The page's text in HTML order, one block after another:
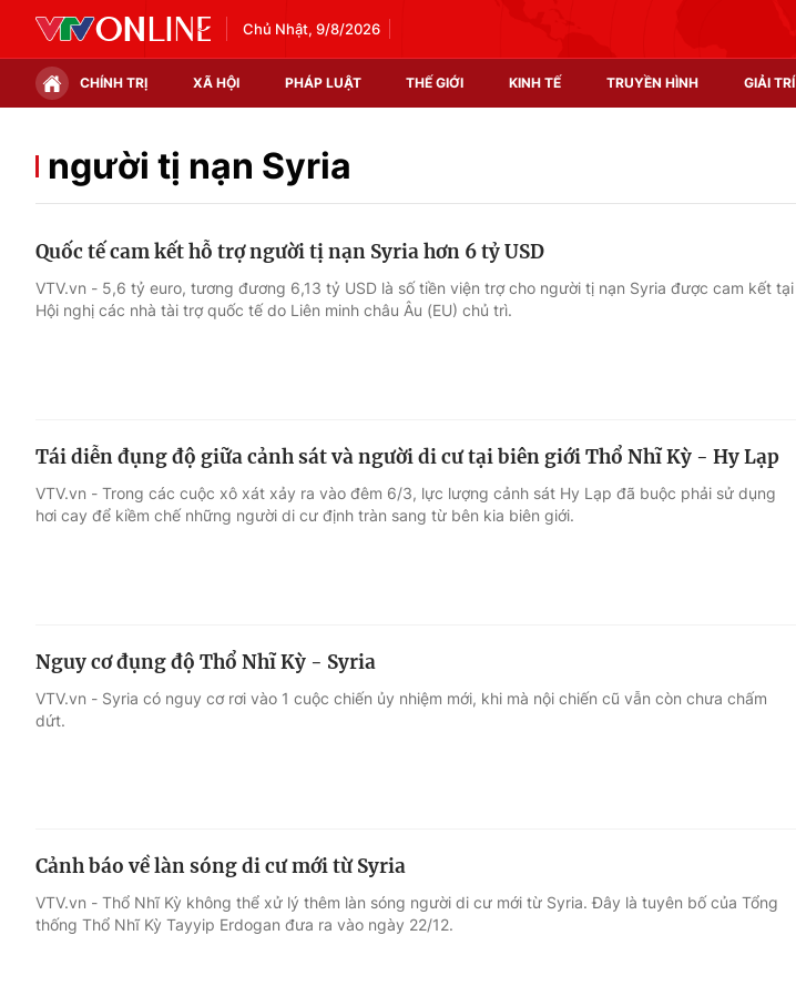
Chủ Nhật, 9/8/2026
CHÍNH TRỊ XÃ HỘI PHÁP LUẬT THẾ GIỚI KINH TẾ TRUYỀN HÌNH GIẢI TRÍ
Xã hội
Thế giới đó đây
Thị trường
Giải sao mai
Âm nhạc
Sao
Làm đẹp
Học trực tuyến
người tị nạn Syria
Quốc tế cam kết hỗ trợ người tị nạn Syria hơn 6 tỷ USD
VTV.vn - 5,6 tỷ euro, tương đương 6,13 tỷ USD là số tiền viện trợ cho người tị nạn Syria được cam kết tại
Hội nghị các nhà tài trợ quốc tế do Liên minh châu Âu (EU) chủ trì.
Tái diễn đụng độ giữa cảnh sát và người di cư tại biên giới Thổ Nhĩ Kỳ - Hy Lạp
VTV.vn - Trong các cuộc xô xát xảy ra vào đêm 6/3, lực lượng cảnh sát Hy Lạp đã buộc phải sử dụng
hơi cay để kiềm chế những người di cư định tràn sang từ bên kia biên giới.
Nguy cơ đụng độ Thổ Nhĩ Kỳ - Syria
VTV.vn - Syria có nguy cơ rơi vào 1 cuộc chiến ủy nhiệm mới, khi mà nội chiến cũ vẫn còn chưa chấm
dứt.
Cảnh báo về làn sóng di cư mới từ Syria
VTV.vn - Thổ Nhĩ Kỳ không thể xử lý thêm làn sóng người di cư mới từ Syria. Đây là tuyên bố của Tổng
thống Thổ Nhĩ Kỳ Tayyip Erdogan đưa ra vào ngày 22/12.